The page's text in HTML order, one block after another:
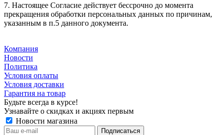
7. Настоящее Согласие действует бессрочно до момента
прекращения обработки персональных данных по причинам,
указанным в п.5 данного документа.
Компания
Новости
Политика
Условия оплаты
Условия доставки
Гарантия на товар
Будьте всегда в курсе!
Узнавайте о скидках и акциях первым
Новости магазина